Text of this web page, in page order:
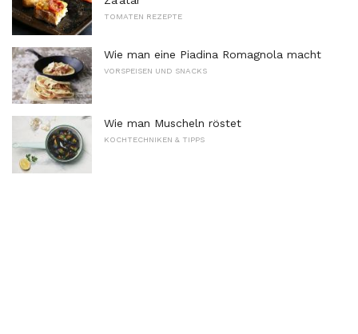
TOMATEN REZEPTE
Wie man eine Piadina Romagnola macht
VORSPEISEN UND SNACKS
Wie man Muscheln röstet
KOCHTECHNIKEN & TIPPS